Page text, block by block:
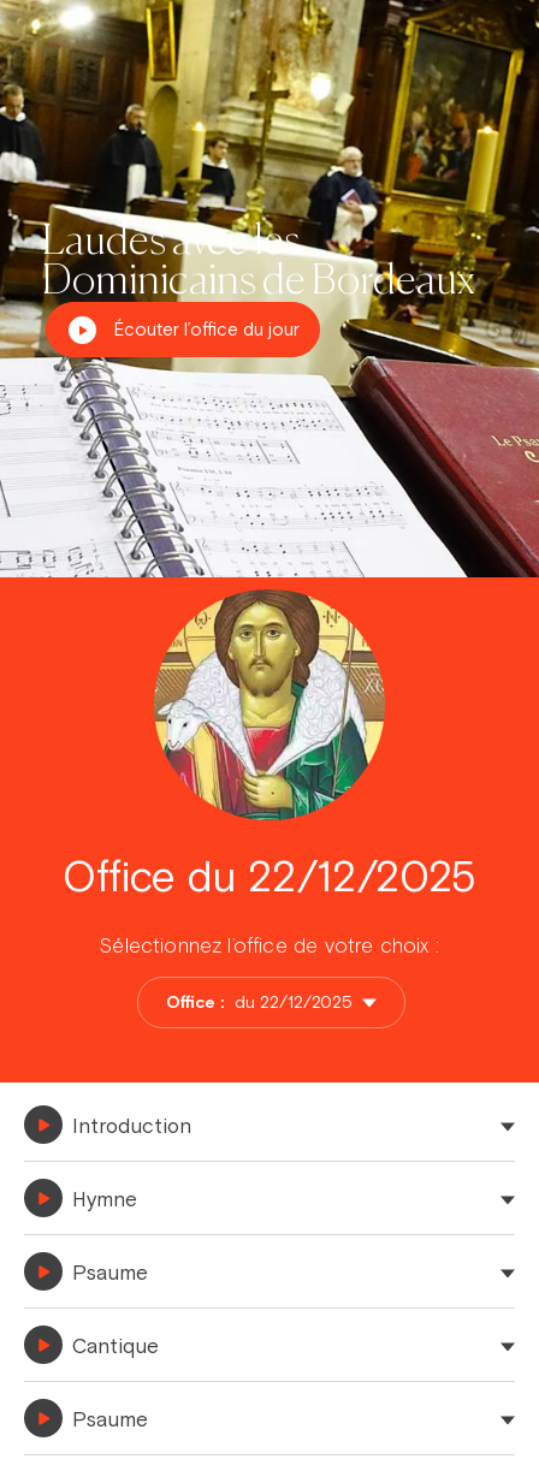
Prier dans la ville
Carême dans la ville
ThéoDom
Théobule
Laudes avec les
Dominicains de Bordeaux
Écouter l’office du jour
Office du 22/12/2025
Sélectionnez l’office de votre choix :
Office : du 22/12/2025
Introduction
Hymne
Psaume
Cantique
Psaume